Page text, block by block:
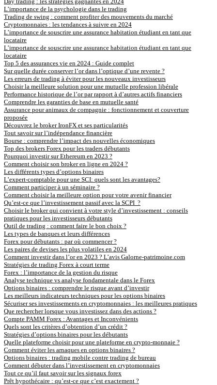
L’importance de la psychologie dans le trading
Trading de swing : comment profiter des mouvements du marché
Cryptomonnaies : les tendances à suivre en 2024
L’importance de souscrire une assurance habitation étudiant en tant que
locataire
L’importance de souscrire une assurance habitation étudiant en tant que
locataire
Top 5 des assurances vie en 2024 : Guide complet
Sur quelle durée conserver l’or dans l’optique d’une revente ?
Les erreurs de trading à éviter pour les nouveaux investisseurs
Choisir la meilleure solution pour une mutuelle profession libérale
Performance historique de l’or par rapport à d’autres actifs financiers
Comprendre les garanties de base en mutuelle santé
Assurance pour animaux de compagnie : fonctionnement et couverture
proposée
Découvrez le broker IronFX et ses particularités
Tout savoir sur l’indépendance financière
Bourse : comprendre l’impact des nouvelles économiques
Top des brokers Forex pour les traders débutants
Pourquoi investir sur Ethereum en 2023 ?
Comment choisir son broker en ligne en 2024 ?
Les différents types d’options binaires
L’expert-comptable pour une SCI: quels sont les avantages?
Comment participer à un séminaire ?
Comment choisir la meilleure option pour votre avenir financier
Qu’est-ce que l’investissement passif avec la SCPI ?
Choisir le broker qui convient à votre style d’investissement : conseils
pratiques pour les investisseurs débutants
Outil de trading : comment faire le bon choix ?
Les types de banques et leurs différences
Forex pour débutants : par où commencer ?
Les paires de devises les plus volatiles en 2024
Comment investir dans l’or en 2023 ? L’avis Galorne-patrimoine.com
Stratégies de trading Forex à court terme
Forex : l’importance de la gestion du risque
Analyse technique vs analyse fondamentale dans le Forex
Options binaires : comprendre le risque avant d’investir
Les meilleurs indicateurs techniques pour les options binaires
Sécuriser ses investissements en cryptomonnaies : les meilleures pratiques
Que rechercher lorsque vous investissez dans des actions ?
Compte PAMM Forex : Avantages et Inconvénients
Quels sont les critères d’obtention d’un crédit ?
Stratégies d’options binaires pour les débutants
Quelle plateforme choisir pour une plateforme en crypto-monnaie ?
Comment éviter les arnaques en options binaires ?
Options binaires : trading mobile contre trading de bureau
Comment débuter dans l’investissement en cryptomonnaies
Tout ce qu’il faut savoir sur les signaux forex
Prêt hypothécaire : qu’est-ce que c’est exactement ?